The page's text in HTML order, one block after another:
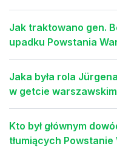
Jak traktowano gen.
upadku Powstania
Jaka była rola
w getcie
Kto był głównym
tłumiących